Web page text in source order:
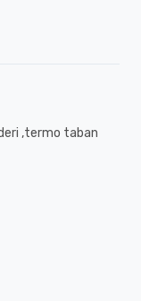
,termo taban